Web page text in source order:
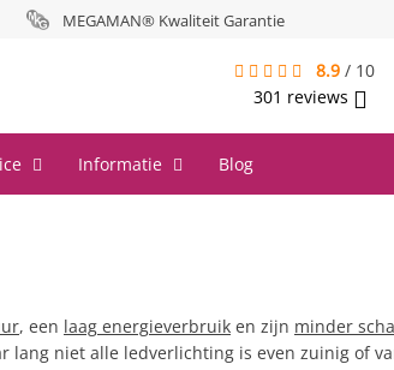
MEGAMAN® Kwaliteit Garantie
8.9 / 10
301 reviews
Informatie Blog
, een laag energieverbruik en zijn minder
niet alle ledverlichting is even zuinig of